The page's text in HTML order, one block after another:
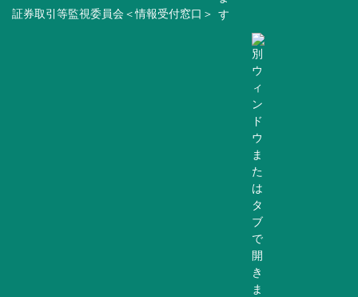
証券取引等監視委員会＜情報受付窓口＞